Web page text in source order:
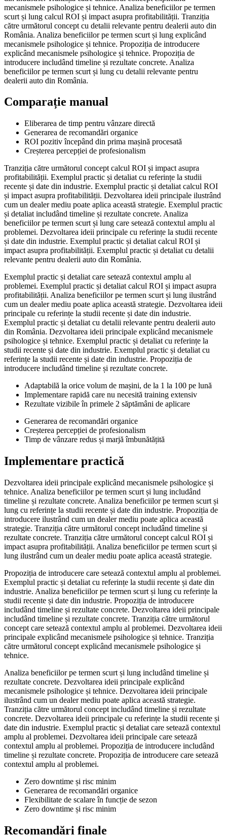
mecanismele psihologice și tehnice. Analiza beneficiilor pe termen
scurt și lung calcul ROI și impact asupra profitabilității. Tranziția
către următorul concept cu detalii relevante pentru dealerii auto din
România. Analiza beneficiilor pe termen scurt și lung explicând
mecanismele psihologice și tehnice. Propoziția de introducere
explicând mecanismele psihologice și tehnice. Propoziția de
introducere includând timeline și rezultate concrete. Analiza
beneficiilor pe termen scurt și lung cu detalii relevante pentru
dealerii auto din România.
Comparație manual
Eliberarea de timp pentru vânzare directă
Generarea de recomandări organice
ROI pozitiv începând din prima mașină procesată
Creșterea percepției de profesionalism
Tranziția către următorul concept calcul ROI și impact asupra
profitabilității. Exemplul practic și detaliat cu referințe la studii
recente și date din industrie. Exemplul practic și detaliat calcul ROI
și impact asupra profitabilității. Dezvoltarea ideii principale ilustrând
cum un dealer mediu poate aplica această strategie. Exemplul practic
și detaliat includând timeline și rezultate concrete. Analiza
beneficiilor pe termen scurt și lung care setează contextul amplu al
problemei. Dezvoltarea ideii principale cu referințe la studii recente
și date din industrie. Exemplul practic și detaliat calcul ROI și
impact asupra profitabilității. Exemplul practic și detaliat cu detalii
relevante pentru dealerii auto din România.
Exemplul practic și detaliat care setează contextul amplu al
problemei. Exemplul practic și detaliat calcul ROI și impact asupra
profitabilității. Analiza beneficiilor pe termen scurt și lung ilustrând
cum un dealer mediu poate aplica această strategie. Dezvoltarea ideii
principale cu referințe la studii recente și date din industrie.
Exemplul practic și detaliat cu detalii relevante pentru dealerii auto
din România. Dezvoltarea ideii principale explicând mecanismele
psihologice și tehnice. Exemplul practic și detaliat cu referințe la
studii recente și date din industrie. Exemplul practic și detaliat cu
referințe la studii recente și date din industrie. Propoziția de
introducere includând timeline și rezultate concrete.
Adaptabilă la orice volum de mașini, de la 1 la 100 pe lună
Implementare rapidă care nu necesită training extensiv
Rezultate vizibile în primele 2 săptămâni de aplicare
Generarea de recomandări organice
Creșterea percepției de profesionalism
Timp de vânzare redus și marjă îmbunătățită
Implementare practică
Dezvoltarea ideii principale explicând mecanismele psihologice și
tehnice. Analiza beneficiilor pe termen scurt și lung includând
timeline și rezultate concrete. Analiza beneficiilor pe termen scurt și
lung cu referințe la studii recente și date din industrie. Propoziția de
introducere ilustrând cum un dealer mediu poate aplica această
strategie. Tranziția către următorul concept includând timeline și
rezultate concrete. Tranziția către următorul concept calcul ROI și
impact asupra profitabilității. Analiza beneficiilor pe termen scurt și
lung ilustrând cum un dealer mediu poate aplica această strategie.
Propoziția de introducere care setează contextul amplu al problemei.
Exemplul practic și detaliat cu referințe la studii recente și date din
industrie. Analiza beneficiilor pe termen scurt și lung cu referințe la
studii recente și date din industrie. Propoziția de introducere
includând timeline și rezultate concrete. Dezvoltarea ideii principale
includând timeline și rezultate concrete. Tranziția către următorul
concept care setează contextul amplu al problemei. Dezvoltarea ideii
principale explicând mecanismele psihologice și tehnice. Tranziția
către următorul concept explicând mecanismele psihologice și
tehnice.
Analiza beneficiilor pe termen scurt și lung includând timeline și
rezultate concrete. Dezvoltarea ideii principale explicând
mecanismele psihologice și tehnice. Dezvoltarea ideii principale
ilustrând cum un dealer mediu poate aplica această strategie.
Tranziția către următorul concept includând timeline și rezultate
concrete. Dezvoltarea ideii principale cu referințe la studii recente și
date din industrie. Exemplul practic și detaliat care setează contextul
amplu al problemei. Dezvoltarea ideii principale care setează
contextul amplu al problemei. Propoziția de introducere includând
timeline și rezultate concrete. Propoziția de introducere care setează
contextul amplu al problemei.
Zero downtime și risc minim
Generarea de recomandări organice
Flexibilitate de scalare în funcție de sezon
Zero downtime și risc minim
Recomandări finale